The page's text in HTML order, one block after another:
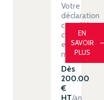
Votre
déclaration
contrôlée
clé
en
main
Dès
200.00
€
HT/an
EN
SAVOIR
PLUS